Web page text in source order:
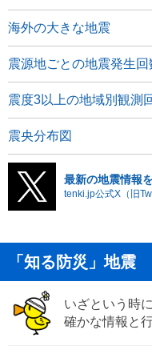
海外の大きな地震
震源地ごとの地震発生回
震度3以上の地域別観測
震央分布図
最新の地震情報
tenki.jp公式X（旧
「知る防災」地震
いざという時
確かな情報と